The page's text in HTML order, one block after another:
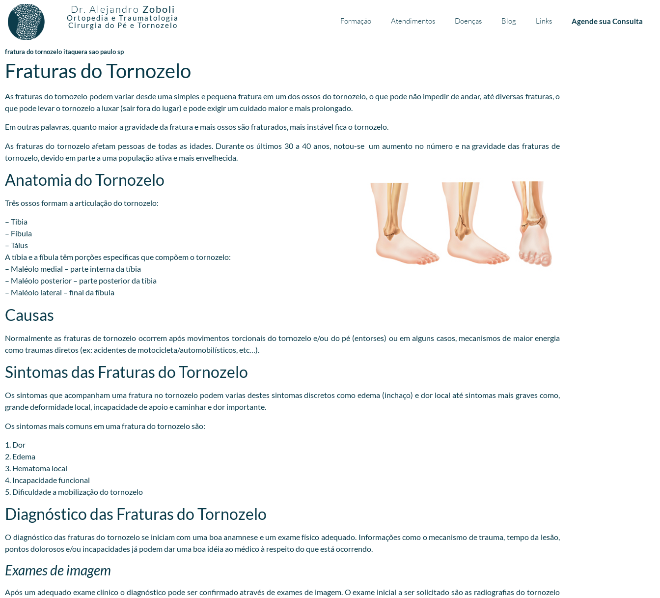
Dr. Alejandro Zoboli
Ortopedia e Traumatologia
Cirurgia do Pé e Tornozelo
Formação Atendimentos Doenças Blog Links Agende sua Consulta
fratura do tornozelo itaquera sao paulo sp
Fraturas do Tornozelo
As fraturas do tornozelo podem variar desde uma simples e pequena fratura em um dos ossos do tornozelo, o que pode não impedir de andar, até diversas fraturas, o
que pode levar o tornozelo a luxar (sair fora do lugar) e pode exigir um cuidado maior e mais prolongado.
Em outras palavras, quanto maior a gravidade da fratura e mais ossos são fraturados, mais instável fica o tornozelo.
As fraturas do tornozelo afetam pessoas de todas as idades. Durante os últimos 30 a 40 anos, notou-se um aumento no número e na gravidade das fraturas de
tornozelo, devido em parte a uma população ativa e mais envelhecida.
Anatomia do Tornozelo
Três ossos formam a articulação do tornozelo:
– Tibia
– Fíbula
– Tálus
A tíbia e a fíbula têm porções específicas que compõem o tornozelo:
– Maléolo medial – parte interna da tíbia
– Maléolo posterior – parte posterior da tíbia
– Maléolo lateral – final da fíbula
Causas
Normalmente as fraturas de tornozelo ocorrem após movimentos torcionais do tornozelo e/ou do pé (entorses) ou em alguns casos, mecanismos de maior energia
como traumas diretos (ex: acidentes de motocicleta/automobilísticos, etc…).
Sintomas das Fraturas do Tornozelo
Os sintomas que acompanham uma fratura no tornozelo podem varias destes sintomas discretos como edema (inchaço) e dor local até sintomas mais graves como,
grande deformidade local, incapacidade de apoio e caminhar e dor importante.
Os sintomas mais comuns em uma fratura do tornozelo são:
1. Dor
2. Edema
3. Hematoma local
4. Incapacidade funcional
5. Dificuldade a mobilização do tornozelo
Diagnóstico das Fraturas do Tornozelo
O diagnóstico das fraturas do tornozelo se iniciam com uma boa anamnese e um exame físico adequado. Informações como o mecanismo de trauma, tempo da lesão,
pontos dolorosos e/ou incapacidades já podem dar uma boa idéia ao médico à respeito do que está ocorrendo.
Exames de imagem
Após um adequado exame clínico o diagnóstico pode ser confirmado através de exames de imagem. O exame inicial a ser solicitado são as radiografias do tornozelo